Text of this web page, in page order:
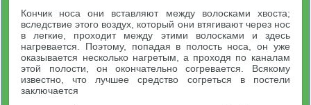
Кончик носа они вставляют между волосками хвоста;
вследствие этого воздух, который они втягивают через нос
в легкие, проходит между этими волосками и здесь
нагревается. Поэтому, попадая в полость носа, он уже
оказывается несколько нагретым, а проходя по каналам
этой полости, он окончательно согревается. Всякому
известно, что лучшее средство согреться в постели
заключается